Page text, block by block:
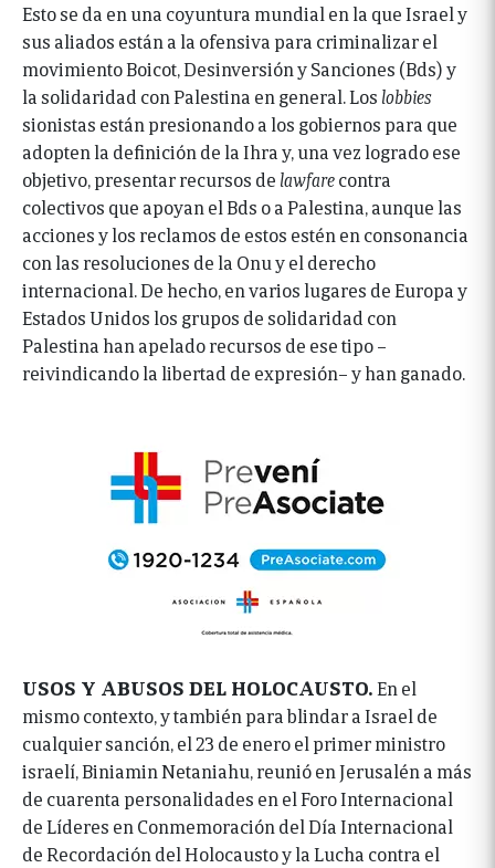
Esto se da en una coyuntura mundial en la que Israel y
sus aliados están a la ofensiva para criminalizar el
movimiento Boicot, Desinversión y Sanciones (Bds) y
la solidaridad con Palestina en general. Los lobbies
sionistas están presionando a los gobiernos para que
adopten la definición de la Ihra y, una vez logrado ese
objetivo, presentar recursos de lawfarecontra
colectivos que apoyan el Bds o a Palestina, aunque las
acciones y los reclamos de estos estén en consonancia
con las resoluciones de la Onu y el derecho
internacional. De hecho, en varios lugares de Europa y
Estados Unidos los grupos de solidaridad con
Palestina han apelado recursos de ese tipo –
reivindicando la libertad de expresión– y han ganado.
USOS Y ABUSOS DEL HOLOCAUSTO.En el
mismo contexto, y también para blindar a Israel de
cualquier sanción, el 23 de enero el primer ministro
israelí, Biniamin Netaniahu, reunió en Jerusalén a más
de cuarenta personalidades en el Foro Internacional
de Líderes en Conmemoración del Día Internacional
de Recordación del Holocausto y la Lucha contra el